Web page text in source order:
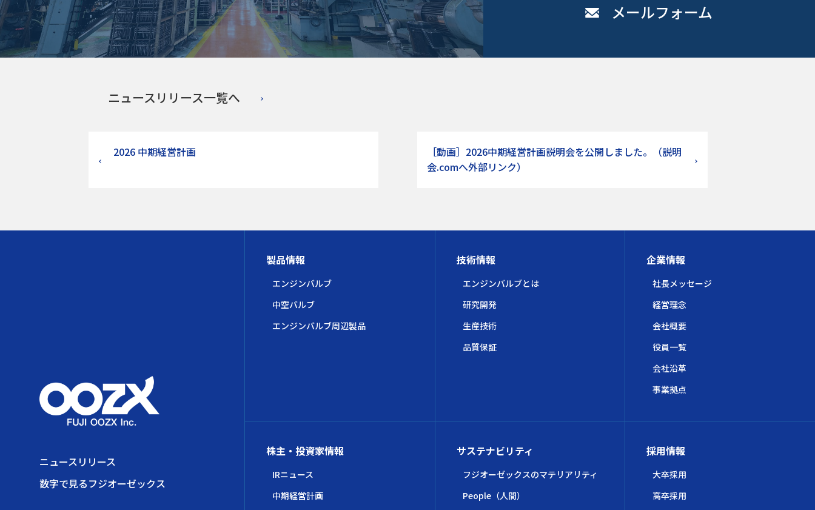
メールフォーム
ニュースリリース一覧へ
2026 中期経営計画
［動画］2026中期経営計画説明会を公開しました。（説明
会.comへ外部リンク）
ニュースリリース
数字で見るフジオーゼックス
製品情報
エンジンバルブ
中空バルブ
エンジンバルブ周辺製品
技術情報
エンジンバルブとは
研究開発
生産技術
品質保証
企業情報
社長メッセージ
経営理念
会社概要
役員一覧
会社沿革
事業拠点
株主・投資家情報
IRニュース
中期経営計画
サステナビリティ
フジオーゼックスのマテリアリティ
People（人間）
採用情報
大卒採用
高卒採用